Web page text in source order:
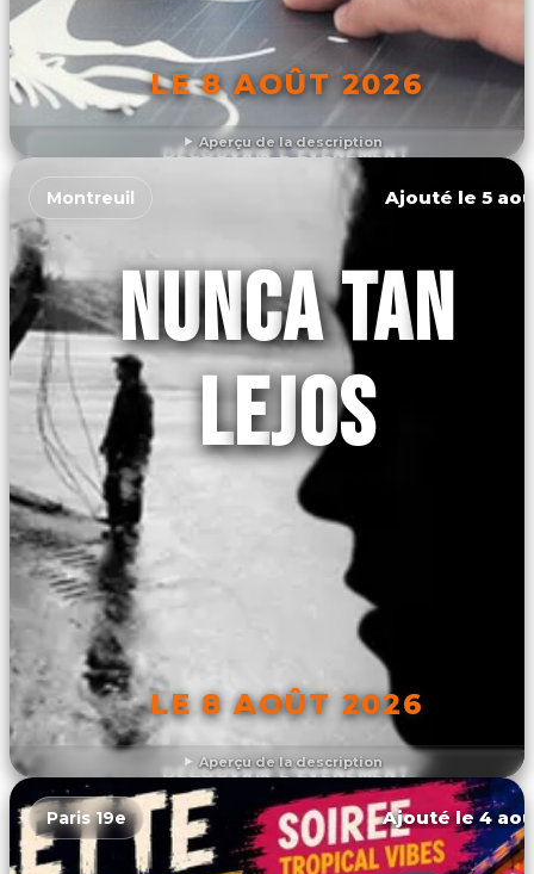
Aperçu de la description
LE 8 AOÛT 2026
DÉCOUVRIR L'ÉVÉNEMENT
Aperçu de la description
Montreuil Ajouté le 5
NUNCA TAN
LEJOS
LE 8 AOÛT 2026
DÉCOUVRIR L'ÉVÉNEMENT
Paris 19e Ajouté le 4